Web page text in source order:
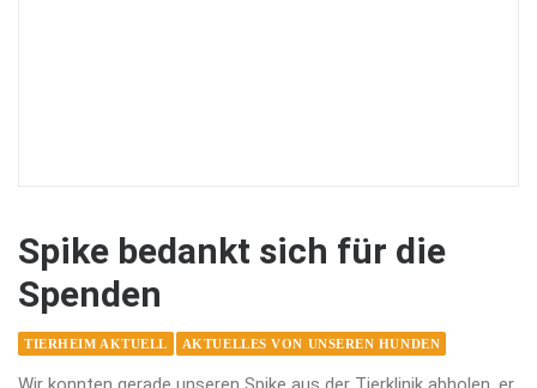
Spike bedankt sich für die
Spenden
TIERHEIM AKTUELL AKTUELLES VON UNSEREN HUNDEN